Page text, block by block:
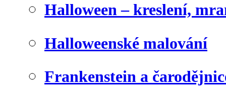
Halloween – kreslení,
Halloweenské malování
Frankenstein a